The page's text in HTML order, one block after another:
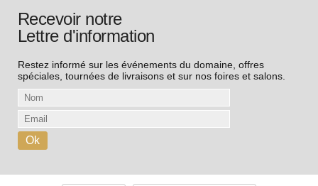
Recevoir notre
Lettre d'information
Restez informé sur les événements du domaine, offres
spéciales, tournées de livraisons et sur nos foires et salons.